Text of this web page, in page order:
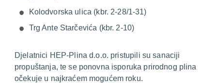
Kolodvorska ulica (kbr. 2-28/1-31)
Trg Ante Starčevića (kbr. 2-10)
Djelatnici HEP-Plina d.o.o. pristupili su sanaciji
propuštanja, te se ponovna isporuka prirodnog plina
očekuje u najkraćem mogućem roku.